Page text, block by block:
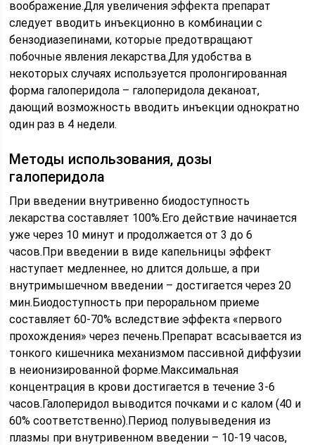
воображение.Для увеличения эффекта препарат
следует вводить инъекционно в комбинации с
бензодиазепинами, которые предотвращают
побочные явления лекарства.Для удобства в
некоторых случаях используется пролонгированная
форма галоперидола – галоперидола деканоат,
дающий возможность вводить инъекции однократно
один раз в 4 недели.
Методы использования, дозы
галоперидола
При введении внутривенно биодоступность
лекарства составляет 100%.Его действие начинается
уже через 10 минут и продолжается от 3 до 6
часов.При введении в виде капельницы эффект
наступает медленнее, но длится дольше, а при
внутримышечном введении – достигается через 20
мин.Биодоступность при пероральном приеме
составляет 60-70% вследствие эффекта «первого
прохождения» через печень.Препарат всасывается из
тонкого кишечника механизмом пассивной диффузии
в неионизированной форме.Максимальная
концентрация в крови достигается в течение 3-6
часов.Галоперидол выводится почками и с калом (40 и
60% соответственно).Период полувыведения из
плазмы при внутривенном введении – 10-19 часов,